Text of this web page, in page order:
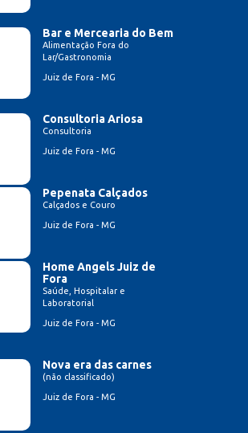
Bar e Mercearia do Bem
Alimentação Fora do
Lar/Gastronomia
Juiz de Fora - MG
Consultoria Ariosa
Consultoria
Juiz de Fora - MG
Pepenata Calçados
Calçados e Couro
Juiz de Fora - MG
Home Angels Juiz de
Fora
Saúde, Hospitalar e
Laboratorial
Juiz de Fora - MG
Nova era das carnes
(não classificado)
Juiz de Fora - MG